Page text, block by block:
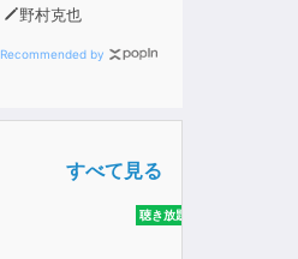
野村克也
Recommended by
すべて見る
聴き放題